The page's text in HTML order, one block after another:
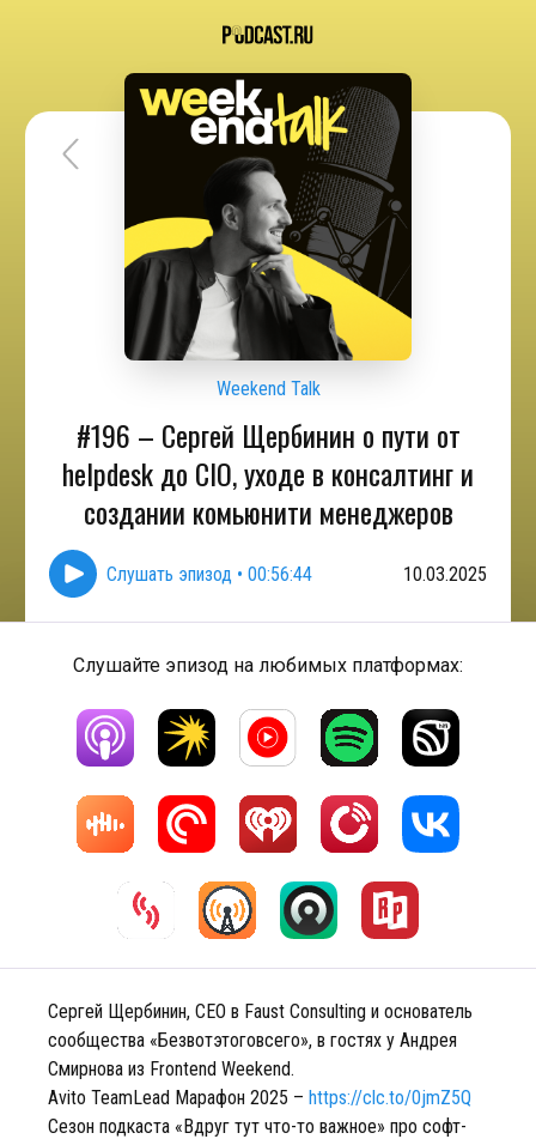
Weekend Talk
#196 – Сергей Щербинин о пути от
helpdesk до CIO, уходе в консалтинг и
создании комьюнити менеджеров
Слушать эпизод • 00:56:44 10.03.2025
Слушайте эпизод на любимых платформах:
Сергей Щербинин, CEO в Faust Consulting и основатель
сообщества «Безвотэтоговсего», в гостях у Андрея
Смирнова из Frontend Weekend.
Avito TeamLead Марафон 2025 – https://clc.to/0jmZ5Q
Сезон подкаста «Вдруг тут что-то важное» про софт-